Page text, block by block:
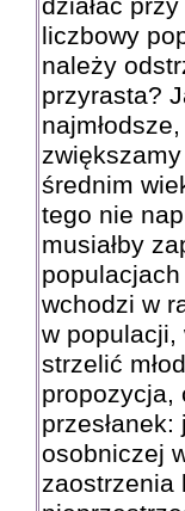
działać
liczbowy
należy
przyrasta?
średnim
tego nie
musiałby
wchodzi w
w populacji,
strzelić
propozycja,
osobniczej
zaostrzenia